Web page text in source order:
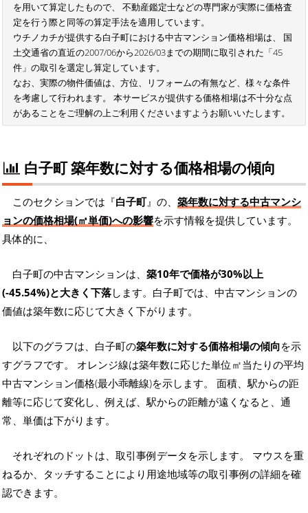
を用いて算定したもので、 不動産鑑定士などの専門家が実際に価格査
定を行う際と同等の算定手法を適用しています。
ウチノカチが提供する白子町における中古マンション価格相場は、 国
土交通省の直近の2007/06から2026/03までの期間に取引された「45
件」の取引を選定し算定しています。
なお、実際の物件価値は、方位、リフォームの有無など、様々な条件
を考慮して行われます。 本サービスが提供する価格相場は不十分な点
があることをご理解の上ご利用くださいますようお願いいたします。
白子町 築年数に対する価格相場の傾向
このセクションでは『白子町』の、 築年数に対する中古マンシ
ョンの価格相場(㎡単価)への影響を示す情報を提供しています。
具体的に、
白子町の中古マンションは、 築10年で価格が30%以上
(-45.54%)と大きく下落します。白子町では、中古マンションの
価値は築年数に応じて大きく下がります。
以下のグラフは、白子町の築年数に対する価格相場の傾向を示
すグラフです。 オレンジ線は築年数に応じた単位㎡当たりの平均
中古マンション価格(最小乖離線)を示します。 面積、駅からの距
離等に応じて変化し、例えば、駅からの距離が遠くなると、通
常、単価は下がります。
それぞれのドットは、取引事例データを示します。 マウスを重
ねるか、タッチすることにより用途地域等の取引事例の詳細を確
認できます。